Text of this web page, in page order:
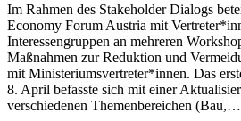
Im Rahmen des Stakeholder Dialogs
Economy Forum Austria mit
Interessengruppen an mehreren
Maßnahmen zur Reduktion und
mit Ministeriumsvertreter*innen. Das
8. April befasste sich mit einer
verschiedenen Themenbereichen (Bau,…